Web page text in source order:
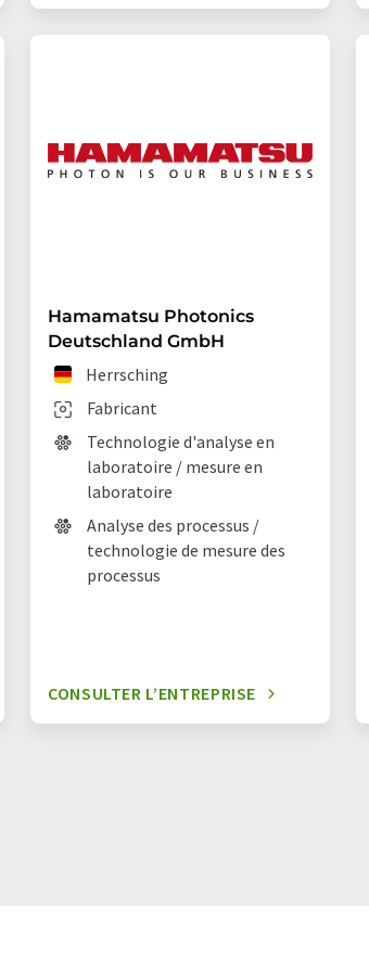
Hamamatsu Photonics
Deutschland GmbH
Herrsching
Fabricant
Technologie d'analyse en
laboratoire / mesure en
laboratoire
Analyse des processus /
technologie de mesure des
processus
CONSULTER L’ENTREPRISE